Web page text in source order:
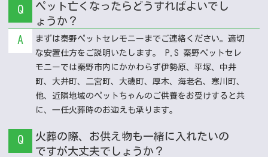
Q
ペット亡くなったらどうすればよいでし
ょうか？
A
まずは秦野ペットセレモニーまでご連絡ください。適切
な安置仕方をご説明いたします。 P.S 秦野ペットセレ
モニーでは秦野市内にかかわらず伊勢原、平塚、中井
町、大井町、二宮町、大磯町、厚木、海老名、寒川町、
他、近隣地域のペットちゃんのご供養をお受けすると共
に、一任火葬時のお迎えも承ります。
Q
火葬の際、お供え物も一緒に入れたいの
ですが大丈夫でしょうか？